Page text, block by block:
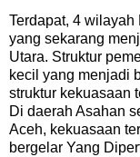
Terdapat, 4
yang sekarang
Utara. Struktur
kecil yang menjadi
struktur kekuasaan
Di daerah Asahan
Aceh, kekuasaan
bergelar Yang